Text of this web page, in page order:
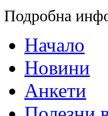
Подробна
Начало
Новини
Анкети